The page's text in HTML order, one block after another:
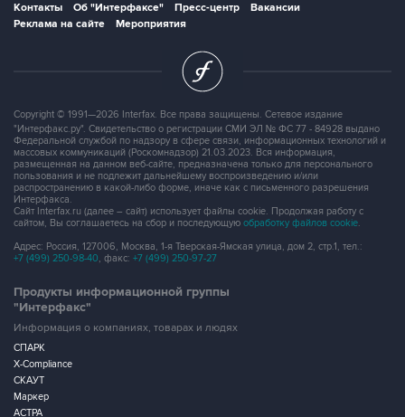
Контакты Об "Интерфаксе" Пресс-центр
Вакансии
Реклама на сайте
Мероприятия
Copyright © 1991—2026 Interfax. Все права защищены. Сетевое издание
"Интерфакс.ру". Свидетельство о регистрации СМИ ЭЛ № ФС 77 - 84928 выдано
Федеральной службой по надзору в сфере связи, информационных технологий и
массовых коммуникаций (Роскомнадзор) 21.03.2023. Вся информация,
размещенная на данном веб-сайте, предназначена только для персонального
пользования и не подлежит дальнейшему воспроизведению и/или
распространению в какой-либо форме, иначе как с письменного разрешения
Интерфакса.
Сайт Interfax.ru (далее – сайт) использует файлы cookie. Продолжая работу с
сайтом, Вы соглашаетесь на сбор и последующую обработку файлов cookie.
Адрес: Россия, 127006, Москва, 1-я Тверская-Ямская улица, дом 2, стр.1, тел.:
+7 (499) 250-98-40, факс: +7 (499) 250-97-27
Продукты информационной группы
"Интерфакс"
Информация о компаниях, товарах и людях
СПАРК
X-Compliance
СКАУТ
Маркер
АСТРА